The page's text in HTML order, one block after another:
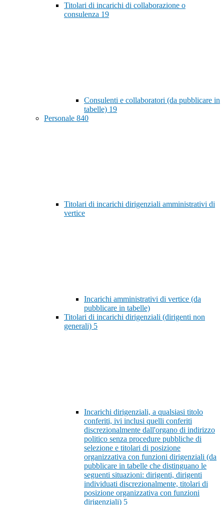
Titolari di incarichi di collaborazione o
consulenza 19
Consulenti e collaboratori (da pubblicare in
tabelle) 19
Personale 840
Titolari di incarichi dirigenziali amministrativi di
vertice
Incarichi amministrativi di vertice (da
pubblicare in tabelle)
Titolari di incarichi dirigenziali (dirigenti non
generali) 5
Incarichi dirigenziali, a qualsiasi titolo
conferiti, ivi inclusi quelli conferiti
discrezionalmente dall'organo di indirizzo
politico senza procedure pubbliche di
selezione e titolari di posizione
organizzativa con funzioni dirigenziali (da
pubblicare in tabelle che distinguano le
seguenti situazioni: dirigenti, dirigenti
individuati discrezionalmente, titolari di
posizione organizzativa con funzioni
dirigenziali) 5